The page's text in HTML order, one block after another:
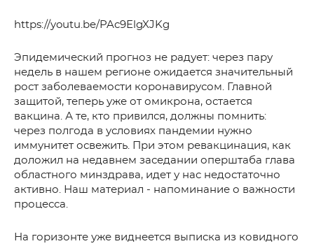
https://youtu.be/PAc9ElgXJKg
Эпидемический прогноз не радует: через пару
недель в нашем регионе ожидается значительный
рост заболеваемости коронавирусом. Главной
защитой, теперь уже от омикрона, остается
вакцина. А те, кто привился, должны помнить:
через полгода в условиях пандемии нужно
иммунитет освежить. При этом ревакцинация, как
доложил на недавнем заседании оперштаба глава
областного минздрава, идет у нас недостаточно
активно. Наш материал - напоминание о важности
процесса.
На горизонте уже виднеется выписка из ковидного